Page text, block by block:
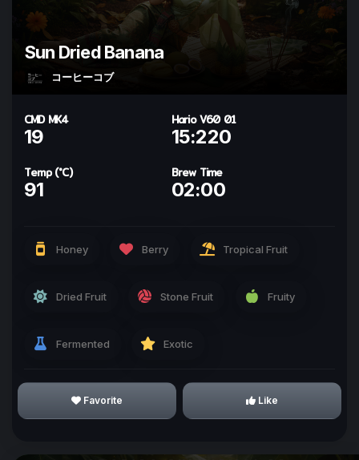
Sun Dried Banana
コーヒーコブ
CMD MK4
19
Temp (°C)
91
Hario V60 01
15:220
Brew Time
02:00
Honey Berry Tropical Fruit
Dried Fruit Stone Fruit Fruity
Fermented Exotic
Favorite Like